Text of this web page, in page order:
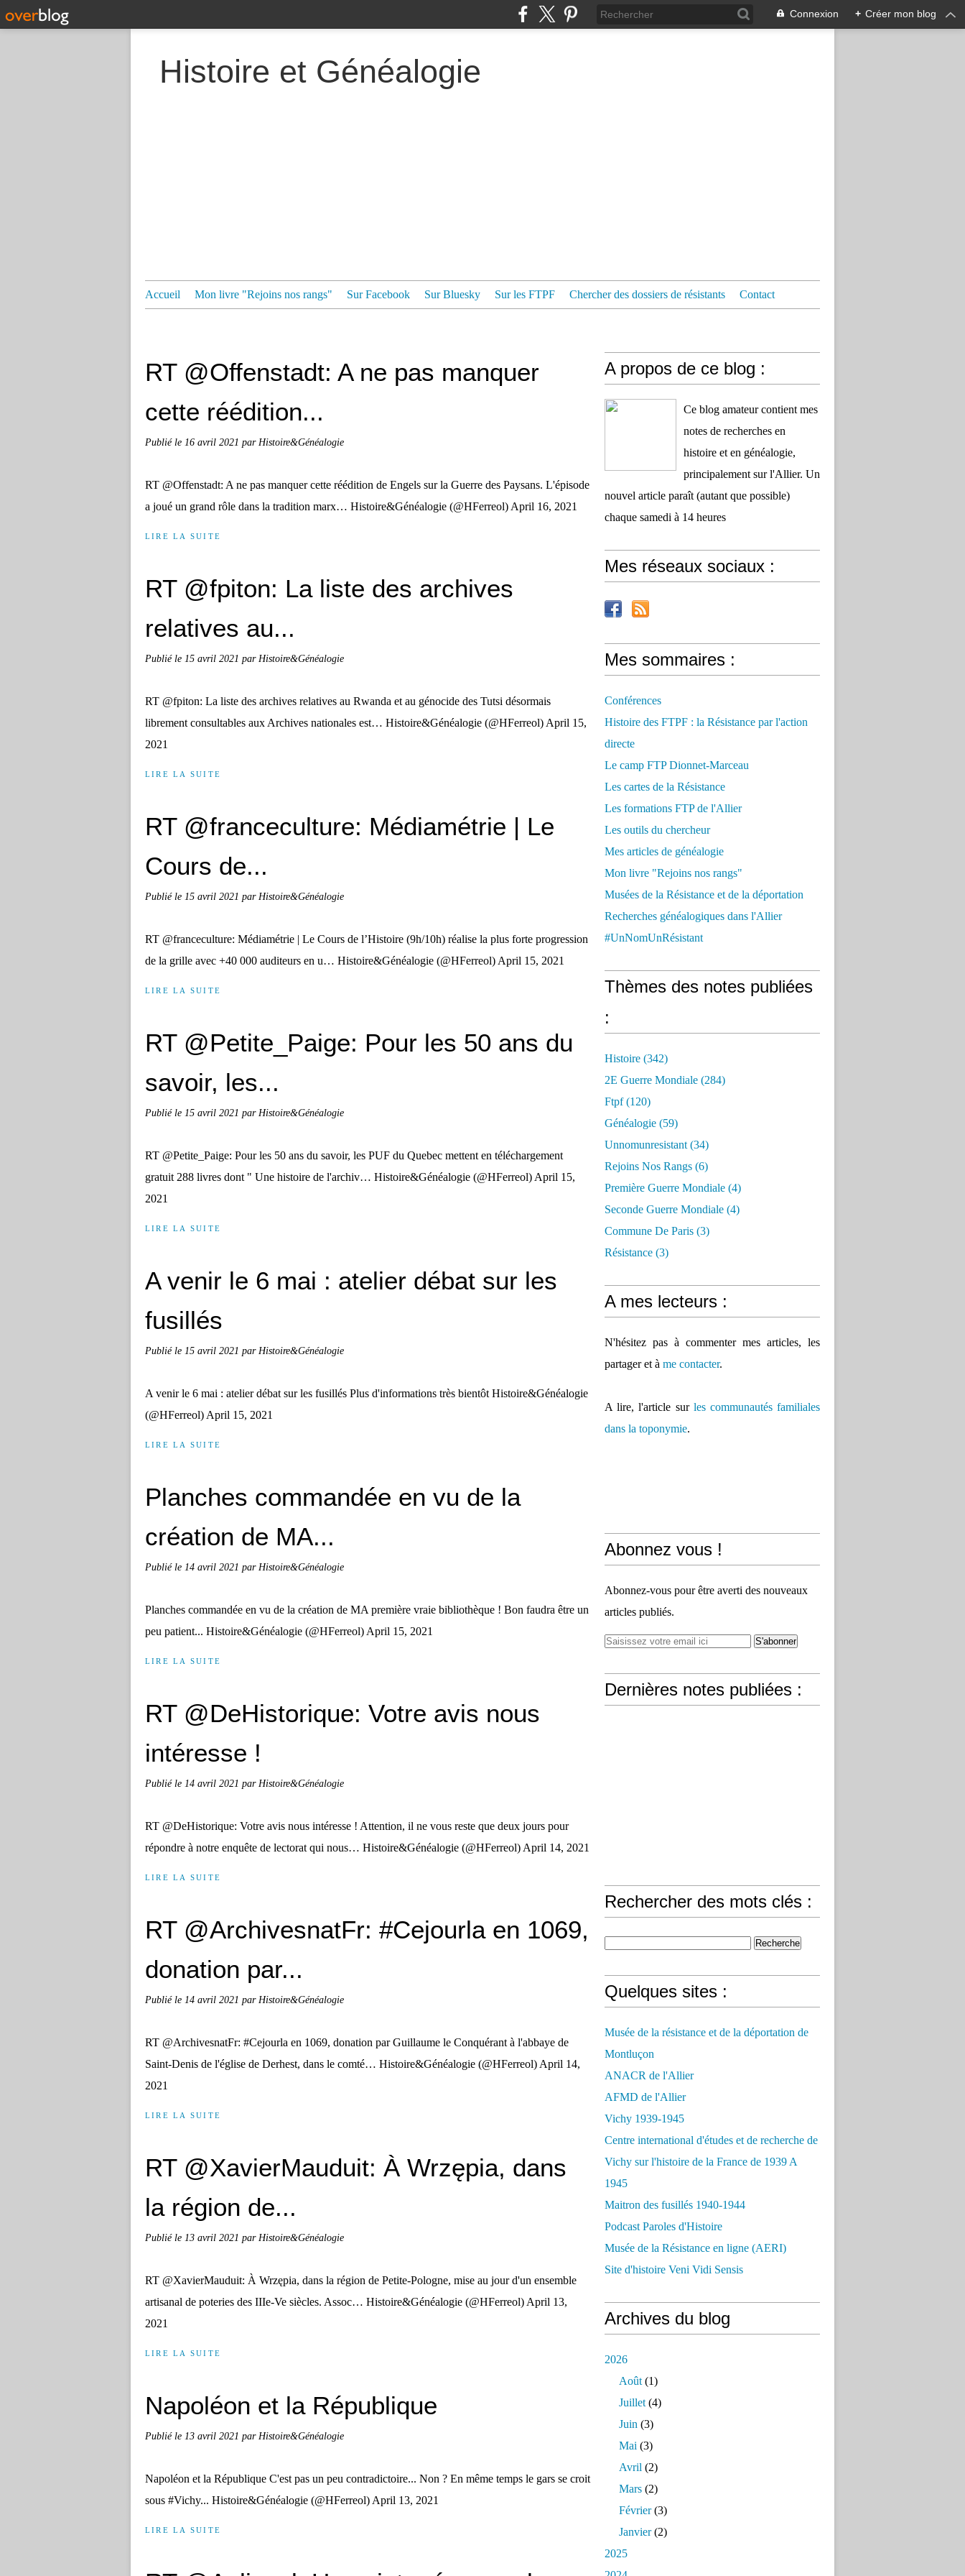
Connexion + Créer mon blog
Histoire et Généalogie
Accueil Mon livre "Rejoins nos rangs" Sur Facebook Sur Bluesky Sur les FTPF Chercher des dossiers de résistants Contact
RT @Offenstadt: A ne pas manquer
cette réédition...
Publié le 16 avril 2021 par Histoire&Généalogie
RT @Offenstadt: A ne pas manquer cette réédition de Engels sur la Guerre des Paysans. L'épisode
a joué un grand rôle dans la tradition marx… Histoire&Généalogie (@HFerreol) April 16, 2021
LIRE LA SUITE
RT @fpiton: La liste des archives
relatives au...
Publié le 15 avril 2021 par Histoire&Généalogie
RT @fpiton: La liste des archives relatives au Rwanda et au génocide des Tutsi désormais
librement consultables aux Archives nationales est… Histoire&Généalogie (@HFerreol) April 15,
2021
LIRE LA SUITE
RT @franceculture: Médiamétrie | Le
Cours de...
Publié le 15 avril 2021 par Histoire&Généalogie
RT @franceculture: Médiamétrie | Le Cours de l’Histoire (9h/10h) réalise la plus forte progression
de la grille avec +40 000 auditeurs en u… Histoire&Généalogie (@HFerreol) April 15, 2021
LIRE LA SUITE
RT @Petite_Paige: Pour les 50 ans du
savoir, les...
Publié le 15 avril 2021 par Histoire&Généalogie
RT @Petite_Paige: Pour les 50 ans du savoir, les PUF du Quebec mettent en téléchargement
gratuit 288 livres dont " Une histoire de l'archiv… Histoire&Généalogie (@HFerreol) April 15,
2021
LIRE LA SUITE
A venir le 6 mai : atelier débat sur les
fusillés
Publié le 15 avril 2021 par Histoire&Généalogie
A venir le 6 mai : atelier débat sur les fusillés Plus d'informations très bientôt Histoire&Généalogie
(@HFerreol) April 15, 2021
LIRE LA SUITE
Planches commandée en vu de la
création de MA...
Publié le 14 avril 2021 par Histoire&Généalogie
Planches commandée en vu de la création de MA première vraie bibliothèque ! Bon faudra être un
peu patient... Histoire&Généalogie (@HFerreol) April 15, 2021
LIRE LA SUITE
RT @DeHistorique: Votre avis nous
intéresse !
Publié le 14 avril 2021 par Histoire&Généalogie
RT @DeHistorique: Votre avis nous intéresse ! Attention, il ne vous reste que deux jours pour
répondre à notre enquête de lectorat qui nous… Histoire&Généalogie (@HFerreol) April 14, 2021
LIRE LA SUITE
RT @ArchivesnatFr: #Cejourla en 1069,
donation par...
Publié le 14 avril 2021 par Histoire&Généalogie
RT @ArchivesnatFr: #Cejourla en 1069, donation par Guillaume le Conquérant à l'abbaye de
Saint-Denis de l'église de Derhest, dans le comté… Histoire&Généalogie (@HFerreol) April 14,
2021
LIRE LA SUITE
RT @XavierMauduit: À Wrzępia, dans
la région de...
Publié le 13 avril 2021 par Histoire&Généalogie
RT @XavierMauduit: À Wrzępia, dans la région de Petite-Pologne, mise au jour d'un ensemble
artisanal de poteries des IIIe-Ve siècles. Assoc… Histoire&Généalogie (@HFerreol) April 13,
2021
LIRE LA SUITE
Napoléon et la République
Publié le 13 avril 2021 par Histoire&Généalogie
Napoléon et la République C'est pas un peu contradictoire... Non ? En même temps le gars se croit
sous #Vichy... Histoire&Généalogie (@HFerreol) April 13, 2021
LIRE LA SUITE
A propos de ce blog :
Ce blog amateur contient mes
notes de recherches en
histoire et en généalogie,
principalement sur l'Allier. Un
nouvel article paraît (autant que possible)
chaque samedi à 14 heures
Mes réseaux sociaux :
Mes sommaires :
Conférences
Histoire des FTPF : la Résistance par l'action
directe
Le camp FTP Dionnet-Marceau
Les cartes de la Résistance
Les formations FTP de l'Allier
Les outils du chercheur
Mes articles de généalogie
Mon livre "Rejoins nos rangs"
Musées de la Résistance et de la déportation
Recherches généalogiques dans l'Allier
#UnNomUnRésistant
Thèmes des notes publiées
:
Histoire (342)
2E Guerre Mondiale (284)
Ftpf (120)
Généalogie (59)
Unnomunresistant (34)
Rejoins Nos Rangs (6)
Première Guerre Mondiale (4)
Seconde Guerre Mondiale (4)
Commune De Paris (3)
Résistance (3)
A mes lecteurs :
N'hésitez pas à commenter mes articles, les
partager et à me contacter.
A lire, l'article sur les communautés familiales
dans la toponymie.
Abonnez vous !
Abonnez-vous pour être averti des nouveaux
articles publiés.
Dernières notes publiées :
Rechercher des mots clés :
Quelques sites :
Musée de la résistance et de la déportation de
Montluçon
ANACR de l'Allier
AFMD de l'Allier
Vichy 1939-1945
Centre international d'études et de recherche de
Vichy sur l'histoire de la France de 1939 A
1945
Maitron des fusillés 1940-1944
Podcast Paroles d'Histoire
Musée de la Résistance en ligne (AERI)
Site d'histoire Veni Vidi Sensis
Archives du blog
2026
Août (1)
Juillet (4)
Juin (3)
Mai (3)
Avril (2)
Mars (2)
Février(3)
Janvier(2)
2025